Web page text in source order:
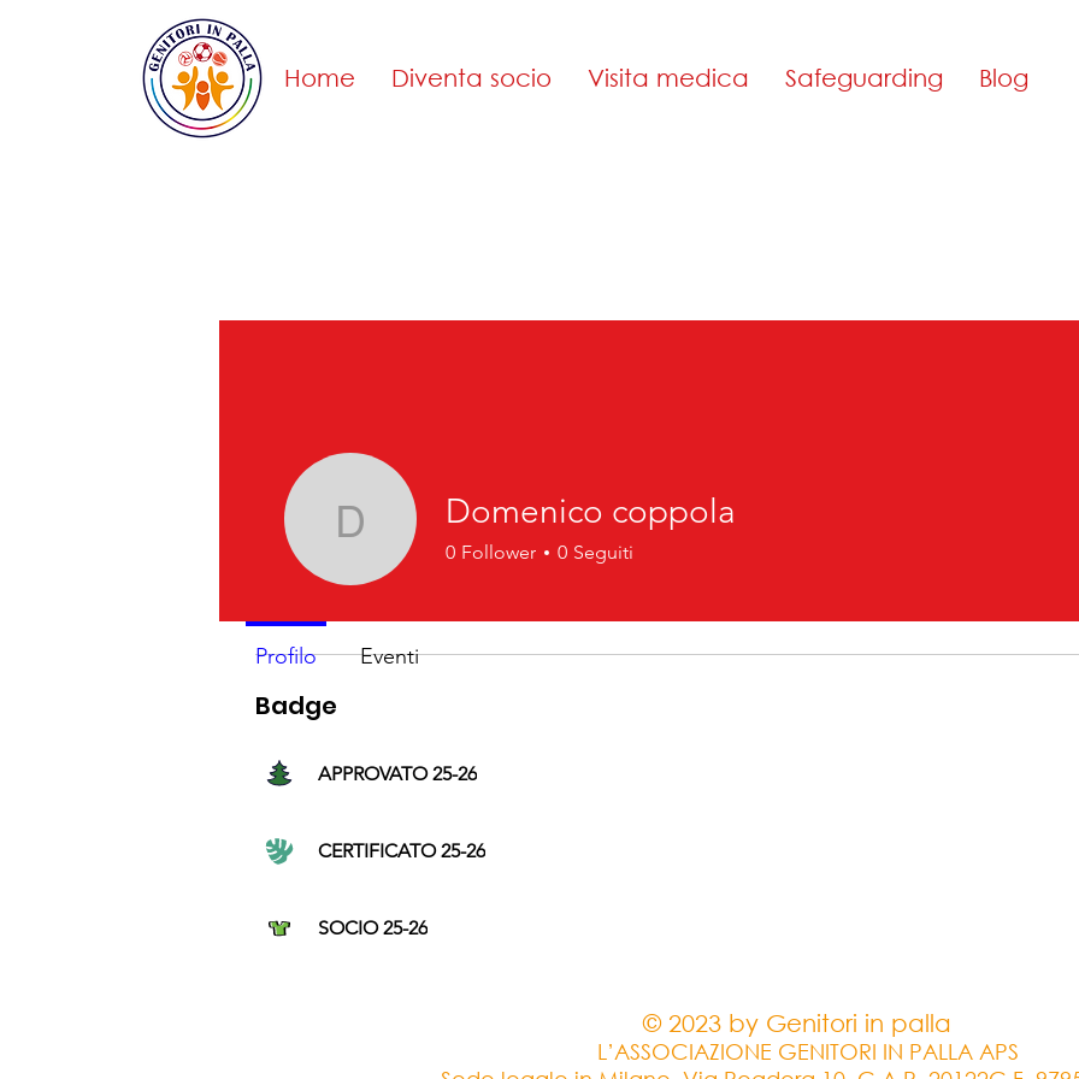
Home Diventa socio Visita medica Safeguarding Blog
Profilo
Badge
APPROVATO 25-26
CERTIFICATO 25-26
SOCIO 25-26
Domenico coppola
Domenico coppola
0 Follower 0 Seguiti
Profilo Eventi
© 2023 by Genitori in palla
L’ASSOCIAZIONE GENITORI IN PALLA APS